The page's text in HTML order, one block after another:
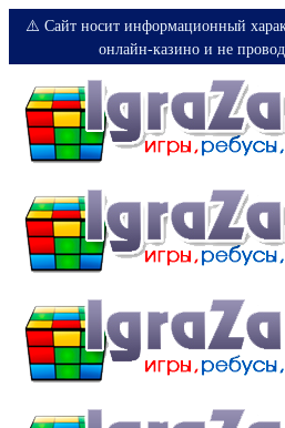
⚠️ Сайт носит информационный
онлайн-казино и не